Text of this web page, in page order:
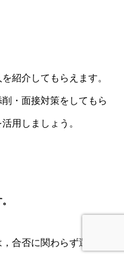
紹介してもらえます。
・面接対策をしてもら
用しましょう。
合否に関わらず選考企